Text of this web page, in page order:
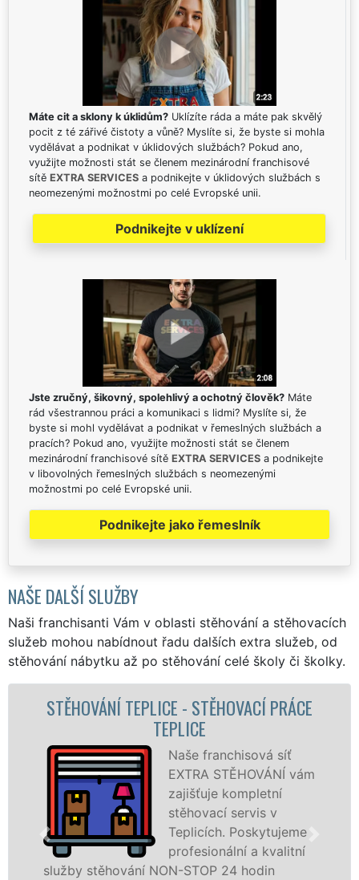
Máte cit a sklony k úklidům? Uklízíte ráda a máte pak skvělý
pocit z té zářivé čistoty a vůně? Myslíte si, že byste si mohla
vydělávat a podnikat v úklidových službách? Pokud ano,
využijte možnosti stát se členem mezinárodní franchisové
sítě EXTRA SERVICES a podnikejte v úklidových službách s
neomezenými možnostmi po celé Evropské unii.
Podnikejte v uklízení
Jste zručný, šikovný, spolehlivý a ochotný člověk? Máte
rád všestrannou práci a komunikaci s lidmi? Myslíte si, že
byste si mohl vydělávat a podnikat v řemeslných službách a
pracích? Pokud ano, využijte možnosti stát se členem
mezinárodní franchisové sítě EXTRA SERVICES a podnikejte
v libovolných řemeslných službách s neomezenými
možnostmi po celé Evropské unii.
Podnikejte jako řemeslník
NAŠE DALŠÍ SLUŽBY
Naši franchisanti Vám v oblasti stěhování a stěhovacích
služeb mohou nabídnout řadu dalších extra služeb, od
stěhování nábytku až po stěhování celé školy či školky.
PRÁCE
síť
vám
a kvalitní
STĚHOVACÍ SLUŽBA
STĚHOVACÍ FIRMA
speciální
služby zajišťujeme domácnostem